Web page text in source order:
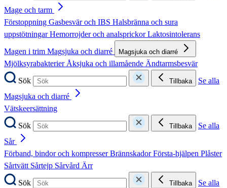
Mage och tarm
Förstoppning Gasbesvär och IBS Halsbränna och sura
uppstötningarHemorrojder och analsprickorLaktosintolerans
Magen i trim Magsjuka och diarré Magsjuka och diarré
MjölksyrabakterierÅksjuka och illamående Ändtarmsbesvär
Sök
Tillbaka
Se alla
Magsjuka och diarré
Vätskeersättning
Sök
Tillbaka
Se alla
Sår
Förband, bindor och kompresserBrännskadorFörsta-hjälpen Plåster
Sårtvätt Sårtejp Sårvård Ärr
Sök
Tillbaka
Se alla